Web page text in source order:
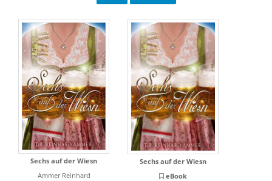
Sechs auf der Wiesn
Ammer Reinhard
Sechs auf der Wiesn
eBook